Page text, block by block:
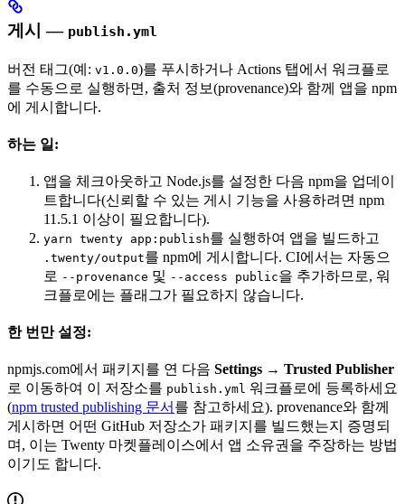
게시 — publish.yml
버전 태그(예: v1.0.0)를 푸시하거나 Actions 탭에서 워크플로
를 수동으로 실행하면, 출처 정보(provenance)와 함께 앱을 npm
에 게시합니다.
하는 일:
앱을 체크아웃하고 Node.js를 설정한 다음 npm을 업데이
트합니다(신뢰할 수 있는 게시 기능을 사용하려면 npm
11.5.1 이상이 필요합니다).
yarn twenty app:publish를 실행하여 앱을 빌드하고
.twenty/output를 npm에 게시합니다. CI에서는 자동으
로 --provenance 및 --access public을 추가하므로, 워
크플로에는 플래그가 필요하지 않습니다.
한 번만 설정:
npmjs.com에서 패키지를 연 다음 Settings → Trusted Publisher
로 이동하여 이 저장소를 publish.yml 워크플로에 등록하세요
(npm trusted publishing 문서 를 참고하세요). provenance와 함께
게시하면 어떤 GitHub 저장소가 패키지를 빌드했는지 증명되
며, 이는 Twenty 마켓플레이스에서 앱 소유권을 주장하는 방법
이기도 합니다.